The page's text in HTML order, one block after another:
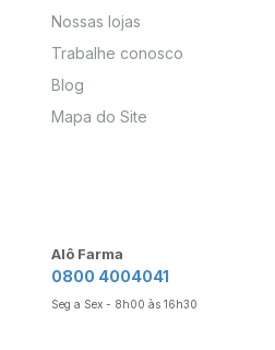
Nossas lojas
Trabalhe conosco
Blog
Mapa do Site
Alô Farma
0800 4004041
Seg a Sex - 8h00 às 16h30